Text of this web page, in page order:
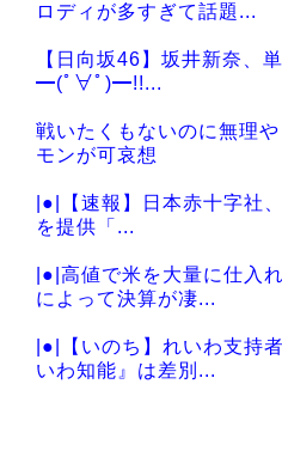
ロディが多すぎて話題...
【日向坂46】坂井新奈、
━(ﾟ∀ﾟ)━!!...
戦いたくもないのに無理
モンが可哀想
|●|【速報】日本赤十字社
を提供「...
|●|高値で米を大量に仕入
によって決算が凄...
|●|【いのち】れいわ支持
いわ知能』は差別...